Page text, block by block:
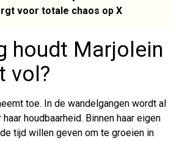
voor totale chaos op X
houdt Marjolein
vol?
toe. In de wandelgangen wordt al
houdbaarheid. Binnen haar eigen
tijd willen geven om te groeien in